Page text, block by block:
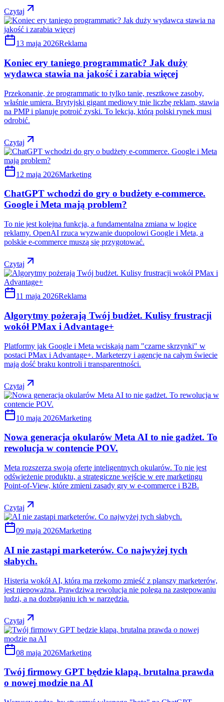
Czytaj
13 maja 2026Reklama
Koniec ery taniego programmatic? Jak duży
wydawca stawia na jakość i zarabia więcej
Przekonanie, że programmatic to tylko tanie, resztkowe zasoby,
właśnie umiera. Brytyjski gigant mediowy tnie liczbę reklam, stawia
na PMP i planuje potroić zyski. To lekcja, którą polski rynek musi
odrobić.
Czytaj
12 maja 2026Marketing
ChatGPT wchodzi do gry o budżety e-commerce.
Google i Meta mają problem?
To nie jest kolejna funkcja, a fundamentalna zmiana w logice
reklamy. OpenAI rzuca wyzwanie duopolowi Google i Meta, a
polskie e-commerce muszą się przygotować.
Czytaj
11 maja 2026Reklama
Algorytmy pożerają Twój budżet. Kulisy frustracji
wokół PMax i Advantage+
Platformy jak Google i Meta wciskają nam "czarne skrzynki" w
postaci PMax i Advantage+. Marketerzy i agencje na całym świecie
mają dość braku kontroli i transparentności.
Czytaj
10 maja 2026Marketing
Nowa generacja okularów Meta AI to nie gadżet. To
rewolucja w contencie POV.
Meta rozszerza swoją ofertę inteligentnych okularów. To nie jest
odświeżenie produktu, a strategiczne wejście w erę marketingu
Point-of-View, które zmieni zasady gry w e-commerce i B2B.
Czytaj
09 maja 2026Marketing
AI nie zastąpi marketerów. Co najwyżej tych
słabych.
Histeria wokół AI, która ma rzekomo zmieść z planszy marketerów,
jest niepoważna. Prawdziwa rewolucja nie polega na zastępowaniu
ludzi, a na dozbrajaniu ich w narzędzia.
Czytaj
08 maja 2026Marketing
Twój firmowy GPT będzie klapą. brutalna prawda
o nowej modzie na AI